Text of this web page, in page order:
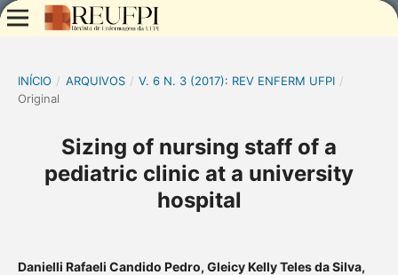
INÍCIO / ARQUIVOS / V. 6 N. 3 (2017): REV ENFERM UFPI /
Original
Sizing of nursing staff of a
pediatric clinic at a university
hospital
Danielli Rafaeli Candido Pedro, Gleicy Kelly Teles da Silva,